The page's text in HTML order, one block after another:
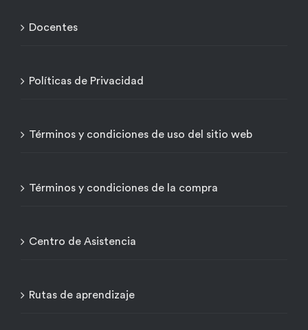
Docentes
Políticas de Privacidad
Términos y condiciones de uso del sitio web
Términos y condiciones de la compra
Centro de Asistencia
Rutas de aprendizaje